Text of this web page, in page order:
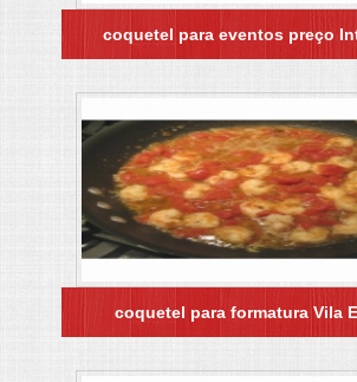
coquetel para eventos preço
coquetel para formatura Vila